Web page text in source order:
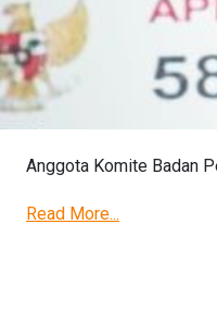
Anggota Komite Badan
Read More...